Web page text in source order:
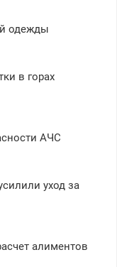
одежды
в горах
АЧС
уход за
алиментов